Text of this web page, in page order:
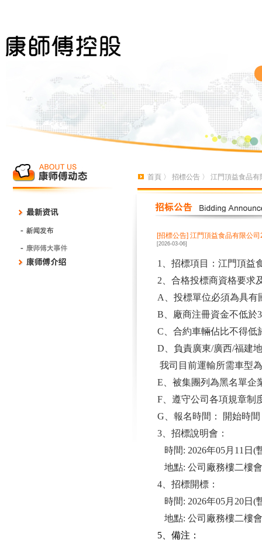
首頁 〉 招標公告 〉 江門頂益食品
[招標公告] 江門頂益食品有限公
[2026-03-06]
1、招標項目：江門頂益
2、合格投標商資格要求
A、投標單位必須為具有
B、廠商注冊資金不低於
C、合約車輛佔比不得低
D、負責廣東/廣西/福建
我司目前運輸所需車型
E、被集團列為黑名單企
F、遵守公司各項規章制
G、報名時間： 開始時間
3、招標說明會：
時間: 2026年05月11日(
地點: 公司廠務樓二樓
4、招標開標：
時間: 2026年05月20日(
地點: 公司廠務樓二樓
5、備注：